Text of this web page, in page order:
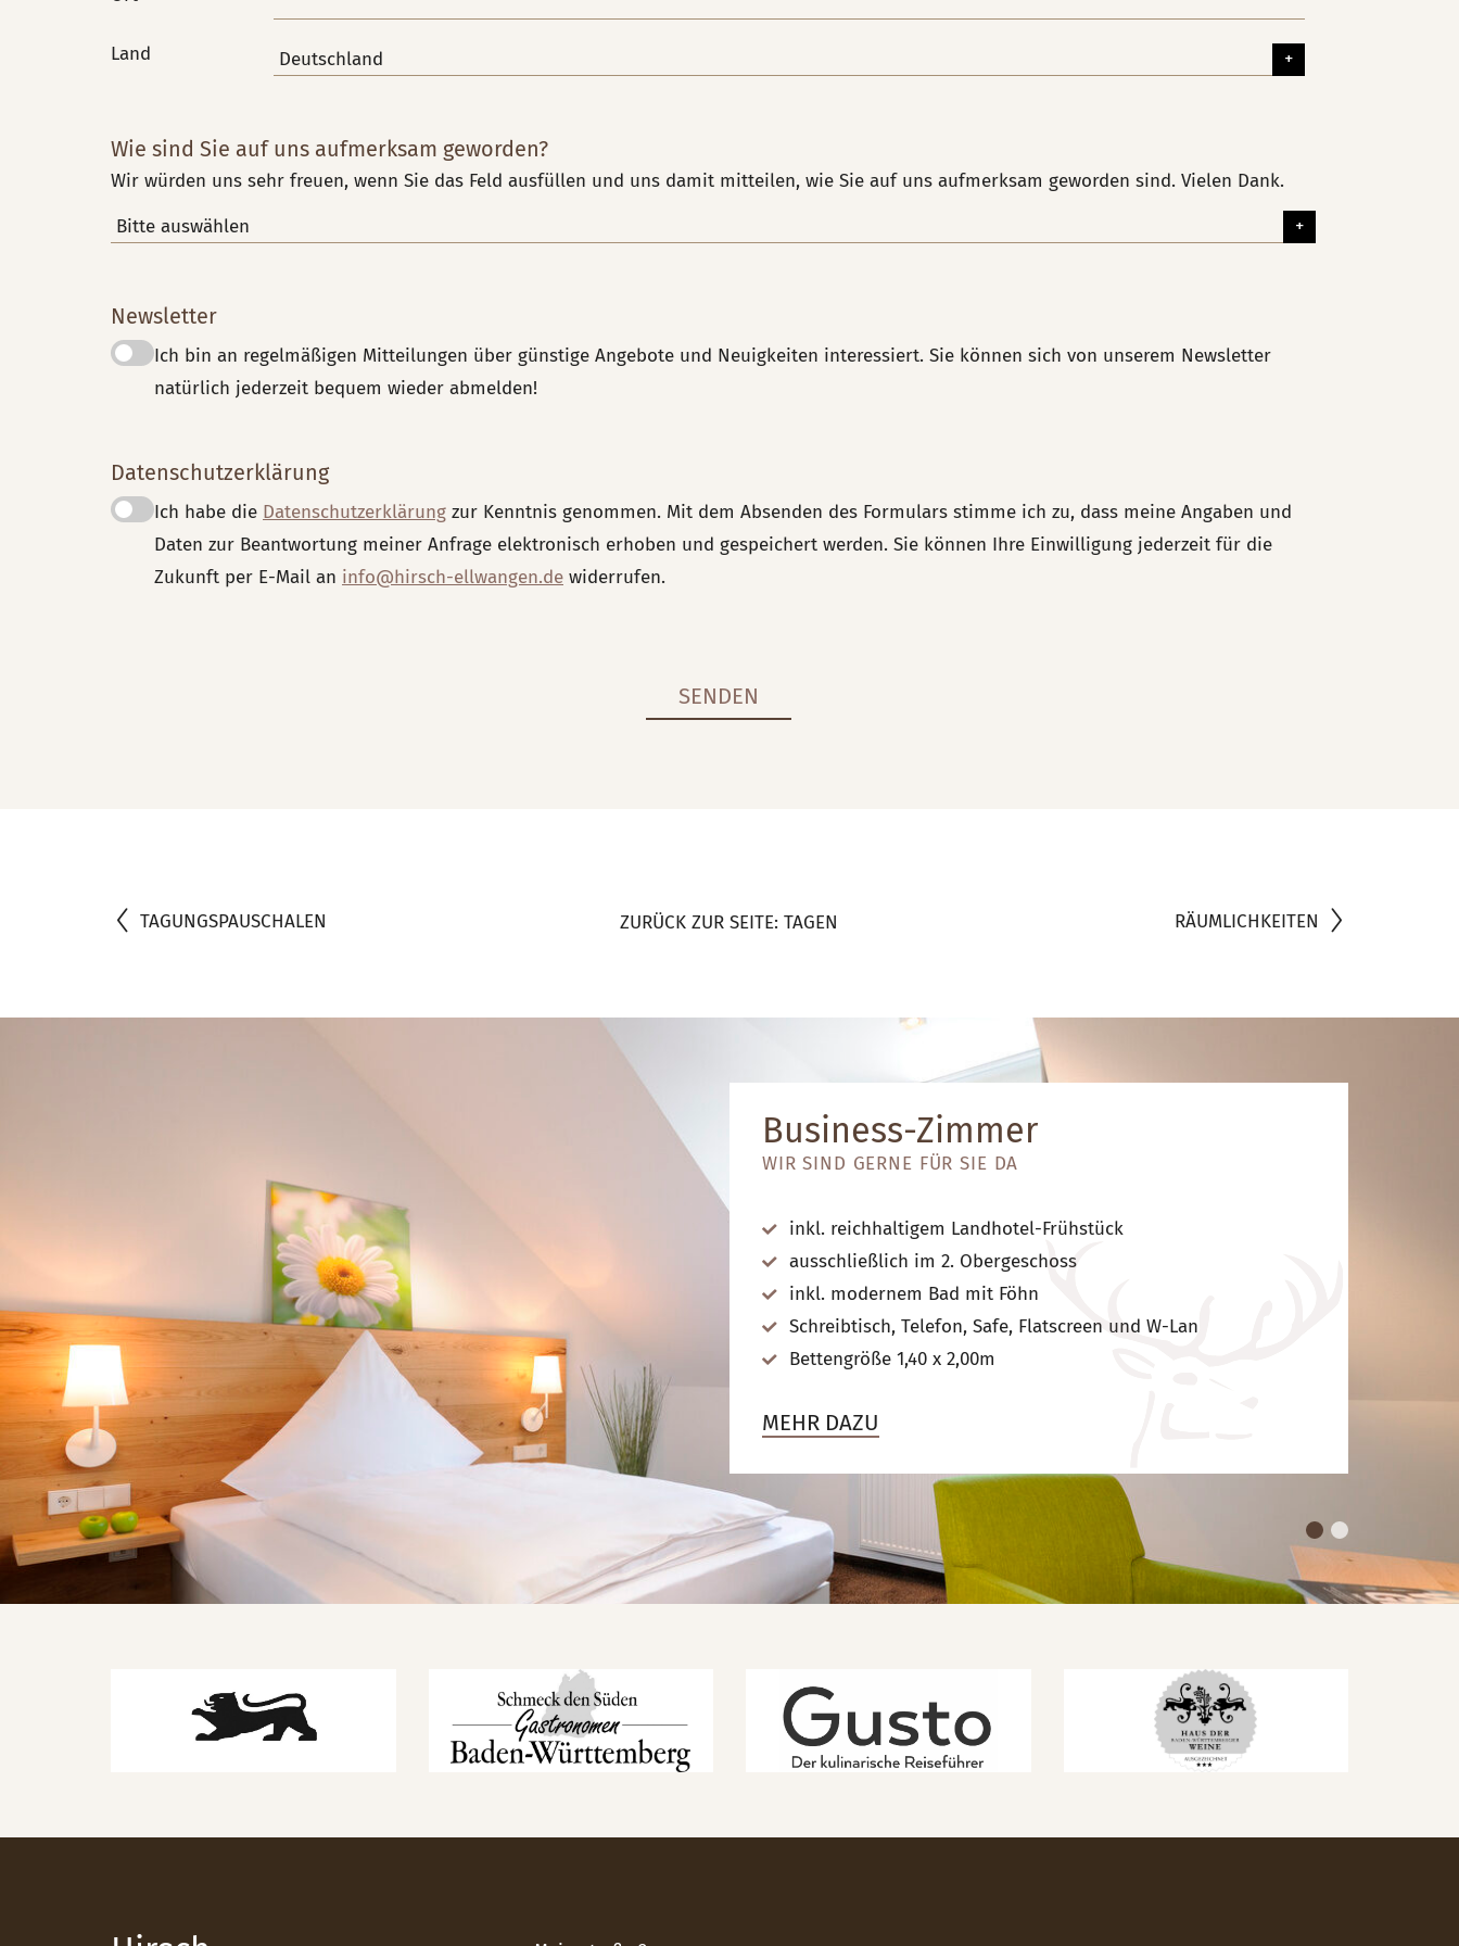
Land
Wie sind Sie auf uns aufmerksam geworden?
Wir würden uns sehr freuen, wenn Sie das Feld ausfüllen und uns damit mitteilen, wie Sie auf uns aufmerksam geworden sind. Vielen Dank.
Newsletter
Ich bin an regelmäßigen Mitteilungen über günstige Angebote und Neuigkeiten interessiert. Sie können sich von unserem Newsletter
natürlich jederzeit bequem wieder abmelden!
Datenschutzerklärung
Ich habe die Datenschutzerklärung zur Kenntnis genommen. Mit dem Absenden des Formulars stimme ich zu, dass meine Angaben und
Daten zur Beantwortung meiner Anfrage elektronisch erhoben und gespeichert werden. Sie können Ihre Einwilligung jederzeit für die
Zukunft per E-Mail an info@hirsch-ellwangen.de widerrufen.
TAGUNGSPAUSCHALEN ZURÜCK ZUR SEITE: TAGEN RÄUMLICHKEITEN
Business-Zimmer
WIR SIND GERNE FÜR SIE DA
inkl. reichhaltigem Landhotel-Frühstück
ausschließlich im 2. Obergeschoss
inkl. modernem Bad mit Föhn
Schreibtisch, Telefon, Safe, Flatscreen und W-Lan
Bettengröße 1,40 x 2,00m
MEHR DAZU